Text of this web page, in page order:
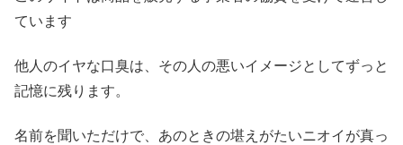
ています
他人のイヤな口臭は、その人の悪いイメージとしてずっと
記憶に残ります。
名前を聞いただけで、あのときの堪えがたいニオイが真っ